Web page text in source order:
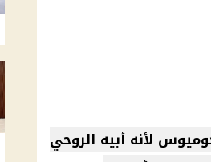
لأنه أبيه الروحي